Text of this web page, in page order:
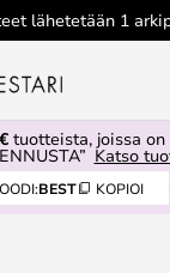
lähetetään 1
tuotteista, joissa on
Katso
BEST KOPIOI